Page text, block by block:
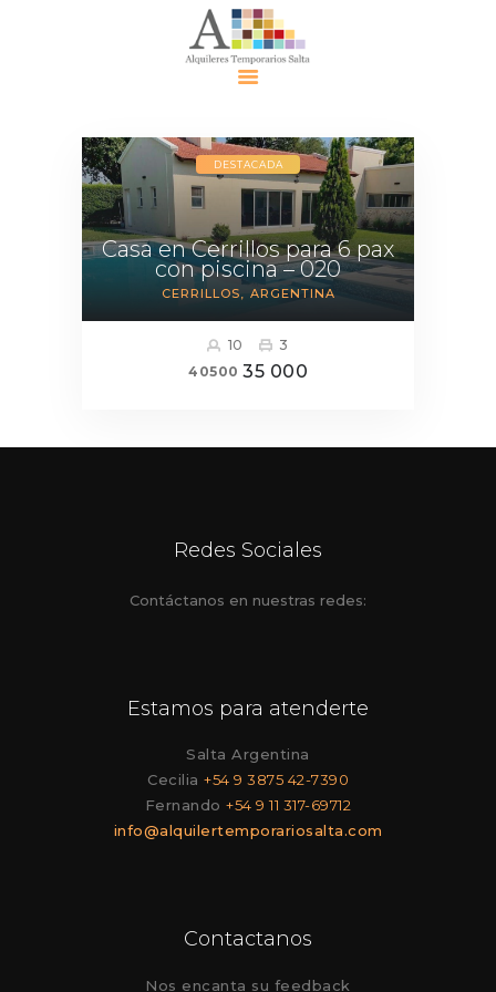
Alquiler
Temporari
o Salta
Alquileres
Contácte
DESTACADA
Casa en Cerrillos para 6 pax
con piscina – 020
CERRILLOS ARGENTINA
10
3
40500 35 000
Redes Sociales
Contáctanos en nuestras redes:
Estamos para atenderte
Salta Argentina
Cecilia +54 9 3875 42-7390
Fernando+54 9 11 317-69712
info@alquilertemporariosalta.com
Contactanos
Nos encanta su feedback